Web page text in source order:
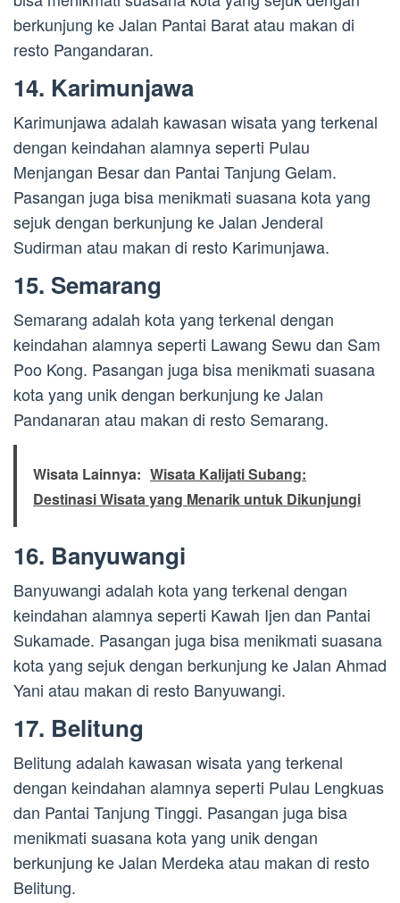
berkunjung ke Jalan Pantai Barat atau makan di
resto Pangandaran.
14. Karimunjawa
Karimunjawa adalah kawasan wisata yang terkenal
dengan keindahan alamnya seperti Pulau
Menjangan Besar dan Pantai Tanjung Gelam.
Pasangan juga bisa menikmati suasana kota yang
sejuk dengan berkunjung ke Jalan Jenderal
Sudirman atau makan di resto Karimunjawa.
15. Semarang
Semarang adalah kota yang terkenal dengan
keindahan alamnya seperti Lawang Sewu dan Sam
Poo Kong. Pasangan juga bisa menikmati suasana
kota yang unik dengan berkunjung ke Jalan
Pandanaran atau makan di resto Semarang.
Wisata Lainnya: Wisata Kalijati Subang:
Destinasi Wisata yang Menarik untuk Dikunjungi
16. Banyuwangi
Banyuwangi adalah kota yang terkenal dengan
keindahan alamnya seperti Kawah Ijen dan Pantai
Sukamade. Pasangan juga bisa menikmati suasana
kota yang sejuk dengan berkunjung ke Jalan Ahmad
Yani atau makan di resto Banyuwangi.
17. Belitung
Belitung adalah kawasan wisata yang terkenal
dengan keindahan alamnya seperti Pulau Lengkuas
dan Pantai Tanjung Tinggi. Pasangan juga bisa
menikmati suasana kota yang unik dengan
berkunjung ke Jalan Merdeka atau makan di resto
Belitung.